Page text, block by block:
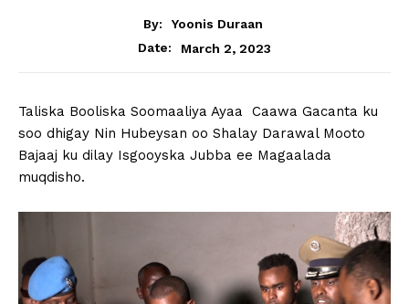
By:
Yoonis Duraan
Date:
March 2, 2023
Taliska Booliska Soomaaliya Ayaa Caawa Gacanta ku
soo dhigay Nin Hubeysan oo Shalay Darawal Mooto
Bajaaj ku dilay Isgooyska Jubba ee Magaalada
muqdisho.